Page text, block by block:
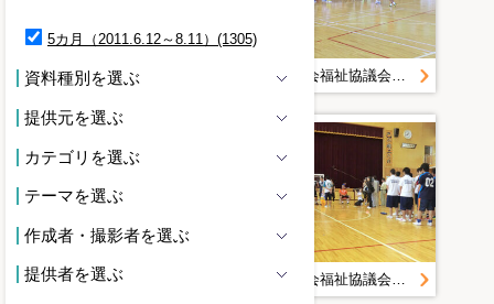
5カ月（2011.6.12～8.11）(1305)
資料種別を選ぶ
提供元を選ぶ
カテゴリを選ぶ
テーマを選ぶ
作成者・撮影者を選ぶ
提供者を選ぶ
山田町社会福祉協議会＿災害復旧・復興活動写真＿２０１１０７１４清水エスパルスサッカー交流＿静岡県社協＿山田中学校
山田町社会福祉協議会＿災害復旧・復興活動写真＿２０１１０７１４清水エスパルスサッカー交流＿静岡県社協＿山田中学校